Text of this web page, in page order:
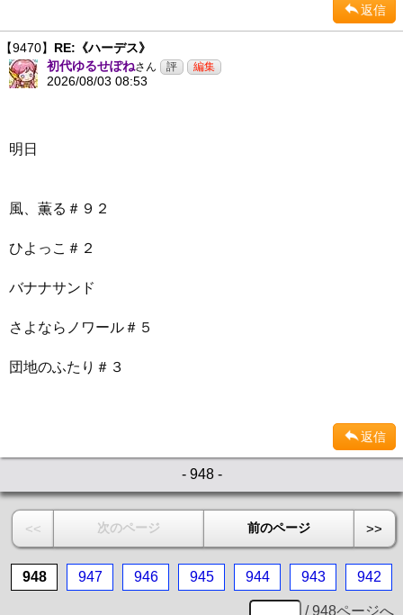
返信
【9470】 RE:《ハーデス》
初代ゆるせぽねさん
2026/08/03 08:53
明日
風、薫る＃９２
ひよっこ＃２
バナナサンド
さよならノワール＃５
団地のふたり＃３
返信
- 948 -
<< 次のページ 前のページ >>
948 947 946 945 944 943 942
/ 948ページへ